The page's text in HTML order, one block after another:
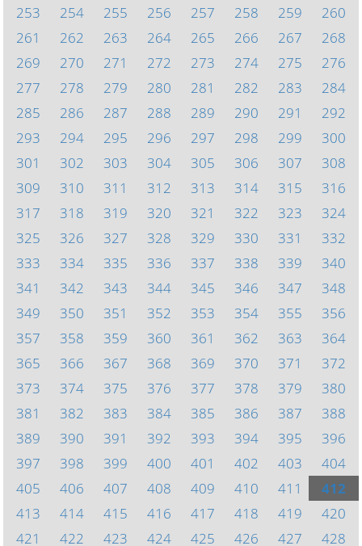
253
254 255 256 257 258 259
260
261
262 263 264 265 266 267
268
269
270 271 272 273 274 275
276
277
278 279 280 281 282 283
284
285
286 287 288 289 290 291
292
293
294 295 296 297 298 299
300
301
302 303 304 305 306 307
308
309
310 311 312 313 314 315
316
317
318 319 320 321 322 323
324
325
326 327 328 329 330 331
332
333
334 335 336 337 338 339
340
341
342 343 344 345 346 347
348
349
350 351 352 353 354 355
356
357
358 359 360 361 362 363
364
365
366 367 368 369 370 371
372
373
374 375 376 377 378 379
380
381
382 383 384 385 386 387
388
389
390 391 392 393 394 395
396
397
398 399 400 401 402 403
404
405
406 407 408 409 410 411
412
413
414 415 416 417 418 419
420
421
422 423 424 425 426 427 428